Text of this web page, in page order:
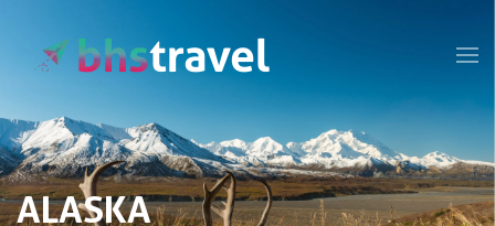
Passa al contenuto principale
ALASKA